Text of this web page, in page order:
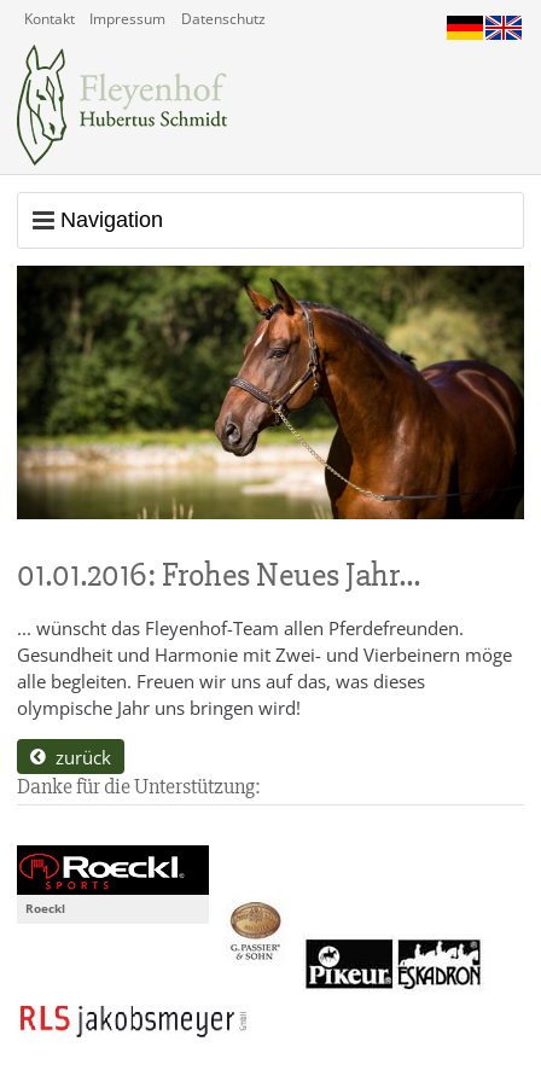
Kontakt Impressum Datenschutz
01.01.2016: Frohes Neues Jahr...
... wünscht das Fleyenhof-Team allen Pferdefreunden.
Gesundheit und Harmonie mit Zwei- und Vierbeinern möge
alle begleiten. Freuen wir uns auf das, was dieses
olympische Jahr uns bringen wird!
zurück
Danke für die Unterstützung:
Roeckl